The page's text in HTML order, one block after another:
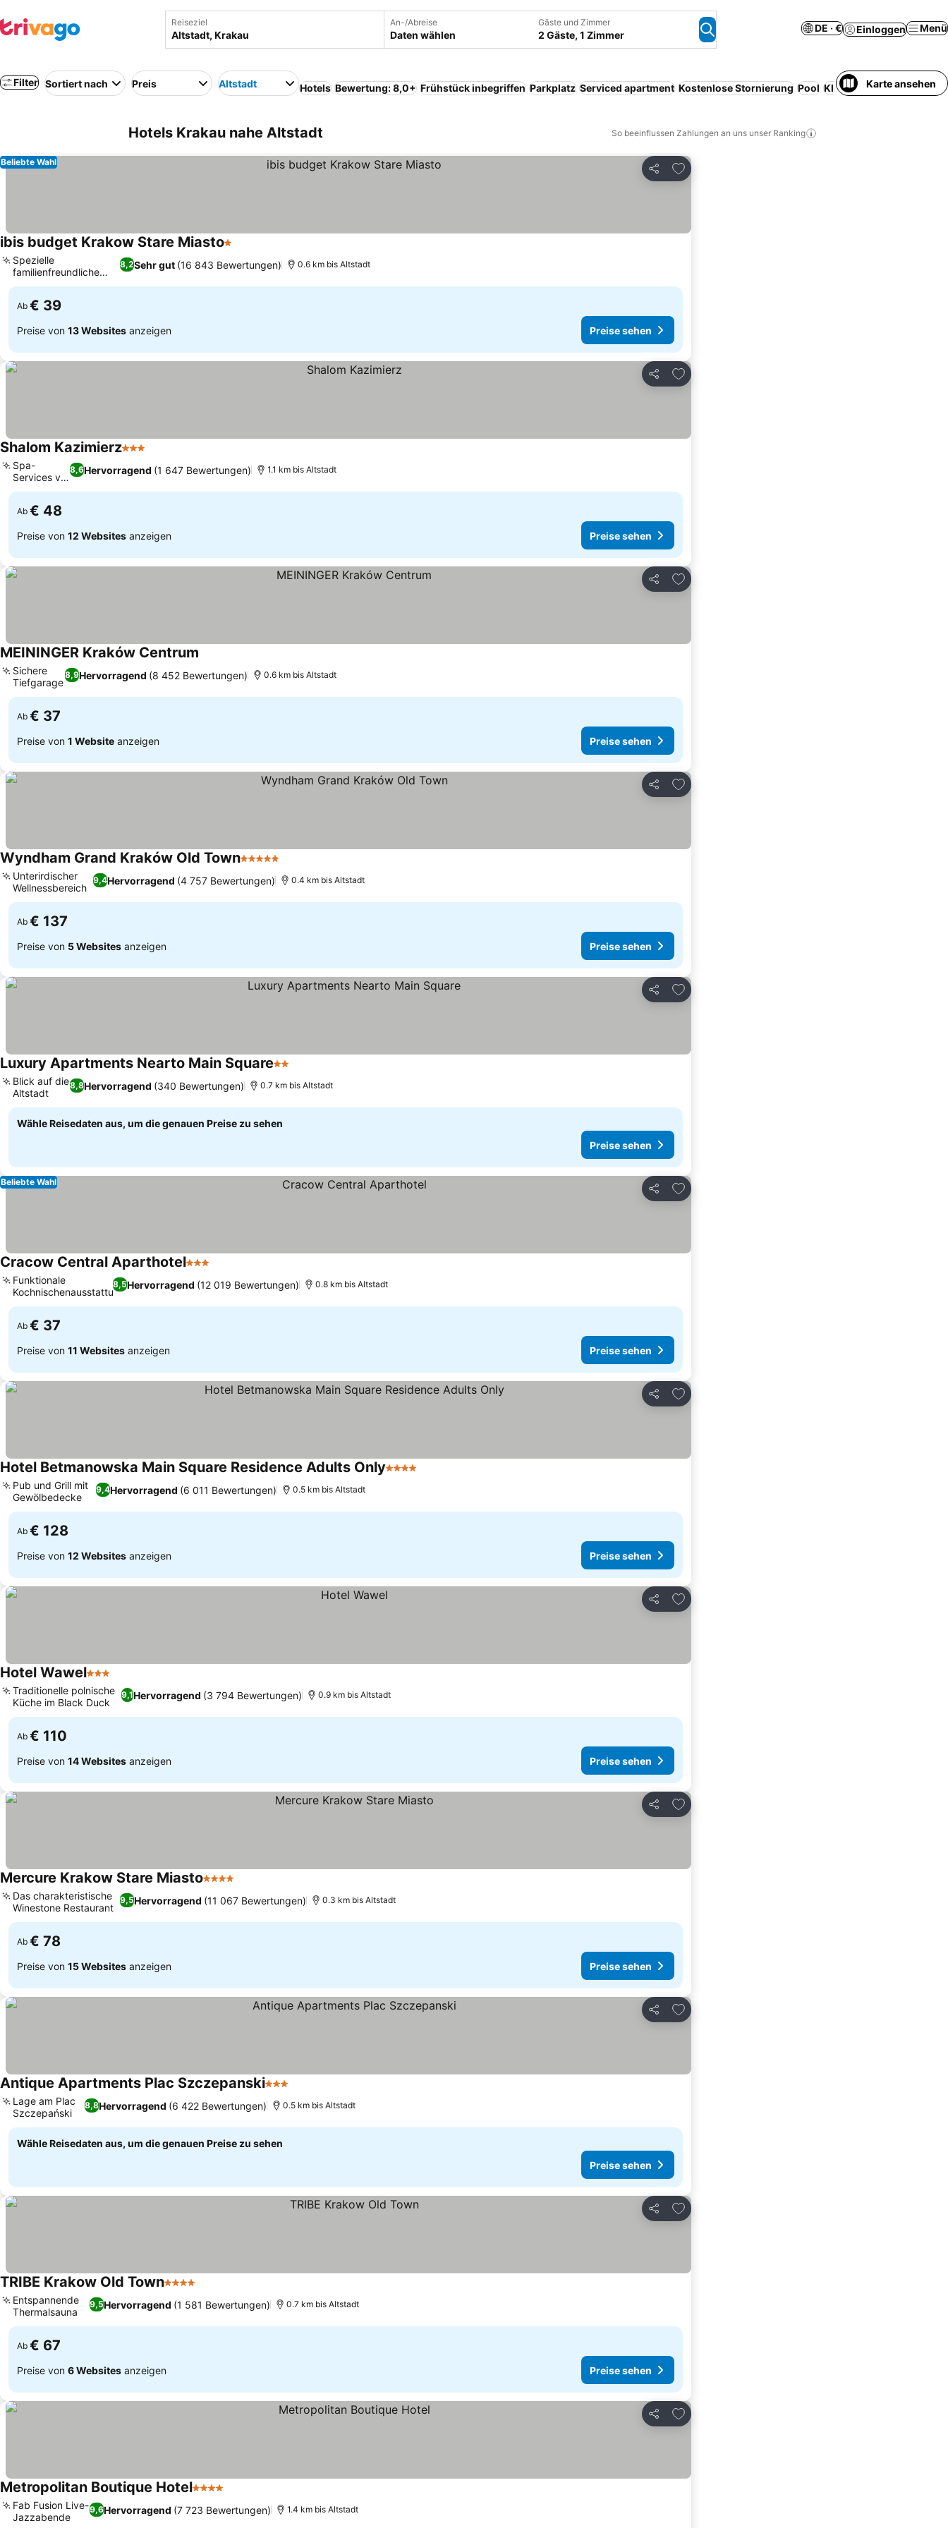
Reiseziel An-/Abreise
Daten wählen
Gäste und Zimmer
2 Gäste, 1 Zimmer
DE · € Einloggen Menü
Filter Sortiert nach Preis Altstadt Hotels Bewertung: 8,0+ Frühstück inbegriffen Parkplatz Serviced apartment Kostenlose Stornierung Pool Klimaanlage WLAN
Karte ansehen
Hotels Krakau nahe Altstadt So beeinflussen Zahlungen an uns unser Ranking
Teilen
Zu Favoriten hinzufügen
Beliebte Wahl
ibis budget Krakow Stare Miasto1 Sterne
8,2Sehr gut (16 843 Bewertungen)
Spezielle
familienfreundliche
Unterkünfte
0.6 km bis Altstadt
Ab € 39
Preise von 13 Websites anzeigen Preise sehen
Teilen
Zu Favoriten hinzufügen
Shalom Kazimierz3 Sterne
8,6Hervorragend (1 647 Bewertungen)
Spa-
Services vor
Ort
1.1 km bis Altstadt
Ab € 48
Preise von 12 Websites anzeigen Preise sehen
Teilen
Zu Favoriten hinzufügen
MEININGER Kraków Centrum
8,9Hervorragend (8 452 Bewertungen)
Sichere
Tiefgarage
0.6 km bis Altstadt
Ab € 37
Preise von 1 Website anzeigen Preise sehen
Teilen
Zu Favoriten hinzufügen
Wyndham Grand Kraków Old Town5 Sterne
9,4Hervorragend (4 757 Bewertungen)
Unterirdischer
Wellnessbereich
0.4 km bis Altstadt
Ab € 137
Preise von 5 Websites anzeigen Preise sehen
Teilen
Zu Favoriten hinzufügen
Luxury Apartments Nearto Main Square2 Sterne
8,8Hervorragend (340 Bewertungen)
Blick auf die
Altstadt
0.7 km bis Altstadt
Wähle Reisedaten aus, um die genauen Preise zu sehen
Preise sehen
Teilen
Zu Favoriten hinzufügen
Beliebte Wahl
Cracow Central Aparthotel3 Sterne
8,5Hervorragend (12 019 Bewertungen)
Funktionale
Kochnischenausstattung
0.8 km bis Altstadt
Ab € 37
Preise von 11 Websites anzeigen Preise sehen
Teilen
Zu Favoriten hinzufügen
Hotel Betmanowska Main Square Residence Adults Only4 Sterne
9,4Hervorragend (6 011 Bewertungen)
Pub und Grill mit
Gewölbedecke
0.5 km bis Altstadt
Ab € 128
Preise von 12 Websites anzeigen Preise sehen
Teilen
Zu Favoriten hinzufügen
Hotel Wawel3 Sterne
9,1Hervorragend (3 794 Bewertungen)
Traditionelle polnische
Küche im Black Duck
0.9 km bis Altstadt
Ab € 110
Preise von 14 Websites anzeigen Preise sehen
Teilen
Zu Favoriten hinzufügen
Mercure Krakow Stare Miasto4 Sterne
9,5Hervorragend (11 067 Bewertungen)
Das charakteristische
Winestone Restaurant
0.3 km bis Altstadt
Ab € 78
Preise von 15 Websites anzeigen Preise sehen
Teilen
Zu Favoriten hinzufügen
Antique Apartments Plac Szczepanski3 Sterne
8,8Hervorragend (6 422 Bewertungen)
Lage am Plac
Szczepański
0.5 km bis Altstadt
Wähle Reisedaten aus, um die genauen Preise zu sehen
Preise sehen
Teilen
Zu Favoriten hinzufügen
TRIBE Krakow Old Town4 Sterne
9,5Hervorragend (1 581 Bewertungen)
Entspannende
Thermalsauna
0.7 km bis Altstadt
Ab € 67
Preise von 6 Websites anzeigen Preise sehen
Teilen
Zu Favoriten hinzufügen
Metropolitan Boutique Hotel4 Sterne
9,6Hervorragend (7 723 Bewertungen)
Fab Fusion Live-
Jazzabende
1.4 km bis Altstadt